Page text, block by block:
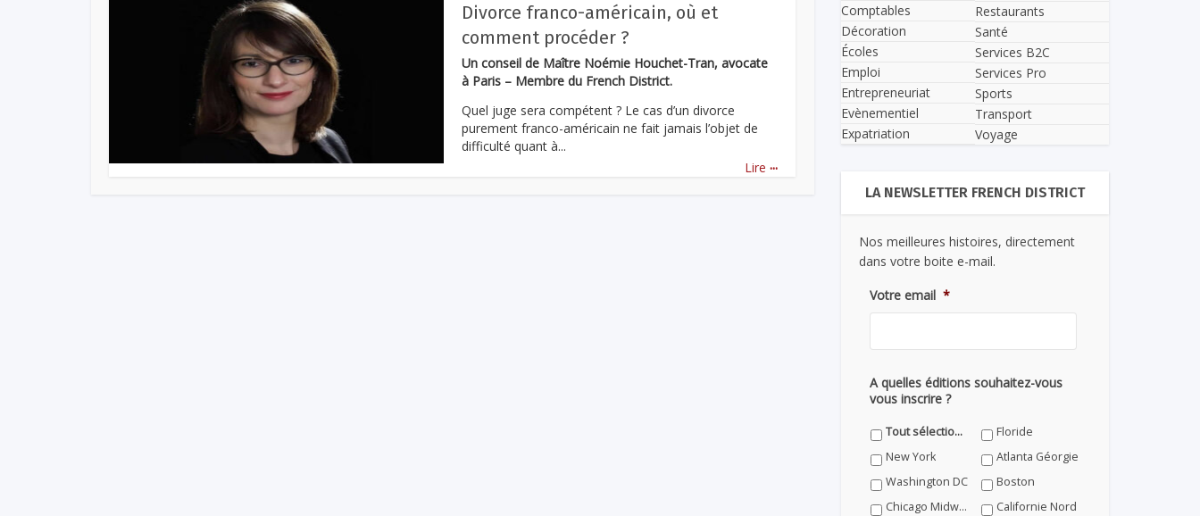
Divorce franco-américain, où et
comment procéder ?
Un conseil de Maître Noémie Houchet-Tran, avocate
à Paris – Membre du French District.
Quel juge sera compétent ? Le cas d’un divorce
purement franco-américain ne fait jamais l’objet de
difficulté quant à...
Lire ...
Comptables
Décoration
Écoles
Emploi
Entrepreneuriat
Evènementiel
Expatriation
Restaurants
Santé
Services B2C
Services Pro
Sports
Transport
Voyage
LA NEWSLETTER FRENCH DISTRICT
Nos meilleures histoires, directement
dans votre boite e-mail.
Votre email *
A quelles éditions souhaitez-vous
vous inscrire ?
Tout sélectionner
Floride
New York
Atlanta Géorgie
Washington DC
Boston
Chicago Midwest
Californie Nord